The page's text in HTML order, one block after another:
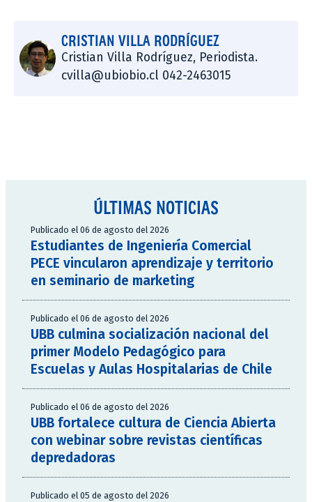
CRISTIAN VILLA RODRÍGUEZ
Cristian Villa Rodríguez, Periodista.
cvilla@ubiobio.cl 042-2463015
ÚLTIMAS NOTICIAS
Publicado el 06 de agosto del 2026
Estudiantes de Ingeniería Comercial
PECE vincularon aprendizaje y territorio
en seminario de marketing
Publicado el 06 de agosto del 2026
UBB culmina socialización nacional del
primer Modelo Pedagógico para
Escuelas y Aulas Hospitalarias de Chile
Publicado el 06 de agosto del 2026
UBB fortalece cultura de Ciencia Abierta
con webinar sobre revistas científicas
depredadoras
Publicado el 05 de agosto del 2026